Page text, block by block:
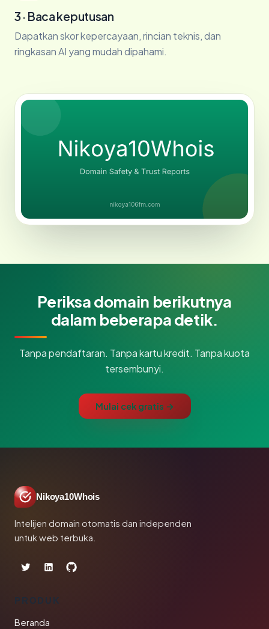
3 · Baca keputusan
Dapatkan skor kepercayaan, rincian teknis, dan
ringkasan AI yang mudah dipahami.
Periksa domain berikutnya
dalam beberapa detik.
Tanpa pendaftaran. Tanpa kartu kredit. Tanpa kuota
tersembunyi.
Mulai cek gratis →
Nikoya10Whois
Intelijen domain otomatis dan independen
untuk web terbuka.
PRODUK
Beranda